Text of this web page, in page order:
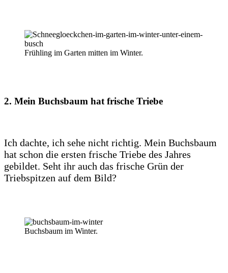
Frühling im Garten mitten im Winter.
2. Mein Buchsbaum hat frische Triebe
Ich dachte, ich sehe nicht richtig. Mein Buchsbaum
hat schon die ersten frische Triebe des Jahres
gebildet. Seht ihr auch das frische Grün der
Triebspitzen auf dem Bild?
Buchsbaum im Winter.